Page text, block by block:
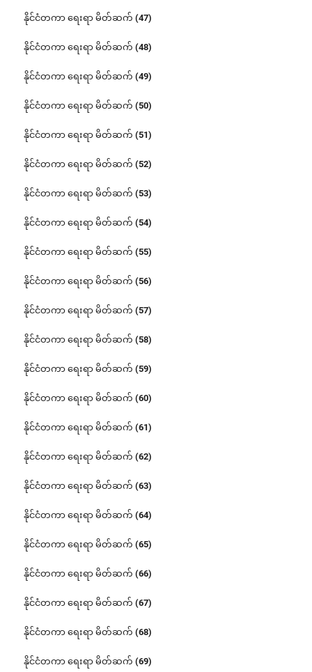
နိုင်ငံတကာ ရေးရာ မိတ်ဆက် (47)
နိုင်ငံတကာ ရေးရာ မိတ်ဆက် (48)
နိုင်ငံတကာ ရေးရာ မိတ်ဆက် (49)
နိုင်ငံတကာ ရေးရာ မိတ်ဆက် (50)
နိုင်ငံတကာ ရေးရာ မိတ်ဆက် (51)
နိုင်ငံတကာ ရေးရာ မိတ်ဆက် (52)
နိုင်ငံတကာ ရေးရာ မိတ်ဆက် (53)
နိုင်ငံတကာ ရေးရာ မိတ်ဆက် (54)
နိုင်ငံတကာ ရေးရာ မိတ်ဆက် (55)
နိုင်ငံတကာ ရေးရာ မိတ်ဆက် (56)
နိုင်ငံတကာ ရေးရာ မိတ်ဆက် (57)
နိုင်ငံတကာ ရေးရာ မိတ်ဆက် (58)
နိုင်ငံတကာ ရေးရာ မိတ်ဆက် (59)
နိုင်ငံတကာ ရေးရာ မိတ်ဆက် (60)
နိုင်ငံတကာ ရေးရာ မိတ်ဆက် (61)
နိုင်ငံတကာ ရေးရာ မိတ်ဆက် (62)
နိုင်ငံတကာ ရေးရာ မိတ်ဆက် (63)
နိုင်ငံတကာ ရေးရာ မိတ်ဆက် (64)
နိုင်ငံတကာ ရေးရာ မိတ်ဆက် (65)
နိုင်ငံတကာ ရေးရာ မိတ်ဆက် (66)
နိုင်ငံတကာ ရေးရာ မိတ်ဆက် (67)
နိုင်ငံတကာ ရေးရာ မိတ်ဆက် (68)
နိုင်ငံတကာ ရေးရာ မိတ်ဆက် (69)